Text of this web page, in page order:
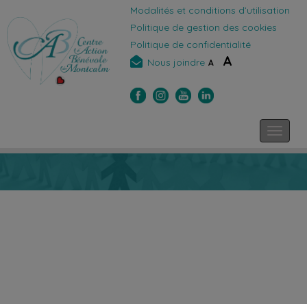
Modalités et conditions d’utilisation
Politique de gestion des cookies
Politique de confidentialité
Nous joindre A A